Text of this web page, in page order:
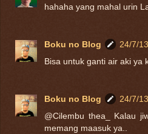
hahaha yang mahal urin
Boku no Blog
24/7/13
Bisa untuk ganti air aki ya
Boku no Blog
24/7/13
@Cilembu thea_ Kalau
memang maasuk ya..